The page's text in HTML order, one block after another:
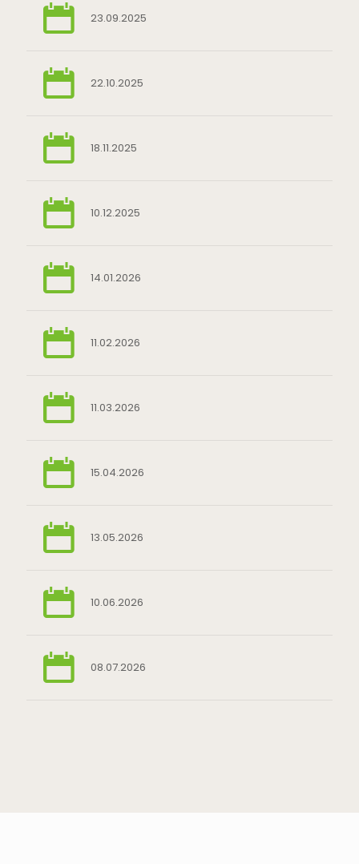
23.09.2025
22.10.2025
18.11.2025
10.12.2025
14.01.2026
11.02.2026
11.03.2026
15.04.2026
13.05.2026
10.06.2026
08.07.2026